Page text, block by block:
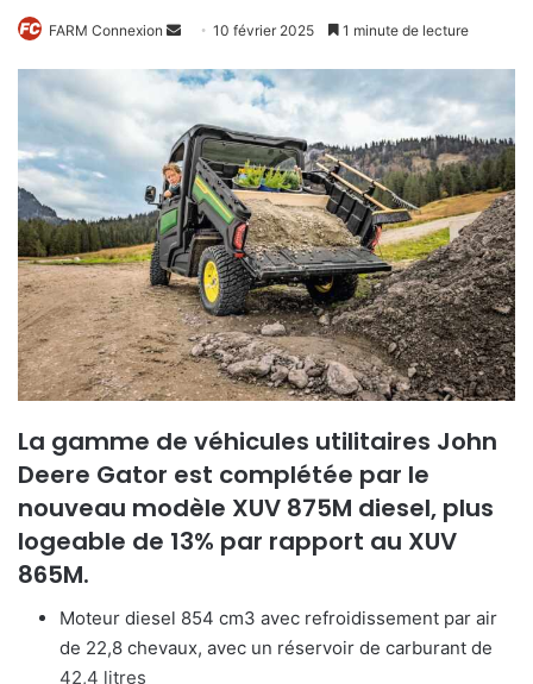
FARM Connexion
Envoyer
courriel
10 février 2025 1 minute de lecture
La gamme de véhicules utilitaires John
Deere Gator est complétée par le
nouveau modèle XUV 875M diesel, plus
logeable de 13% par rapport au XUV
865M.
Moteur diesel 854 cm3 avec refroidissement par air
de 22,8 chevaux, avec un réservoir de carburant de
42,4 litres